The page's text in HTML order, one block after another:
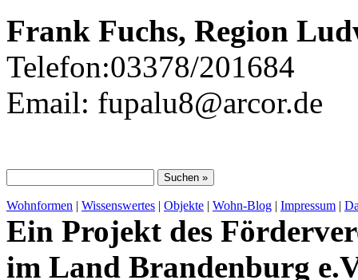
Frank Fuchs, Region
Telefon:03378/201684
Email: fupalu8@arcor.de
Wohnformen | Wissenswertes | Objekte | Wohn-Blog | Impressum |
Ein Projekt des
im Land Brandenburg